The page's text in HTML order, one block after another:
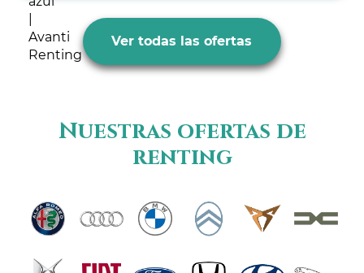
Ver todas las ofertas
Nuestras ofertas de
renting